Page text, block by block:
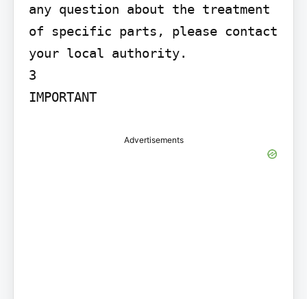
any question about the treatment
of specific parts, please contact
your local authority.
3
IMPORTANT
Advertisements